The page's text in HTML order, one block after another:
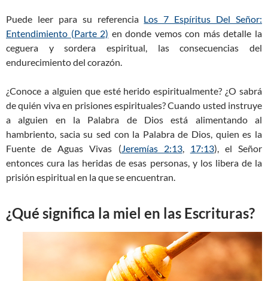
Puede leer para su referencia Los 7 Espíritus Del Señor:
Entendimiento (Parte 2) en donde vemos con más detalle la
ceguera y sordera espiritual, las consecuencias del
endurecimiento del corazón.
¿Conoce a alguien que esté herido espiritualmente? ¿O sabrá
de quién viva en prisiones espirituales? Cuando usted instruye
a alguien en la Palabra de Dios está alimentando al
hambriento, sacia su sed con la Palabra de Dios, quien es la
Fuente de Aguas Vivas (Jeremías 2:13, 17:13), el Señor
entonces cura las heridas de esas personas, y los libera de la
prisión espiritual en la que se encuentran.
¿Qué significa la miel en las Escrituras?